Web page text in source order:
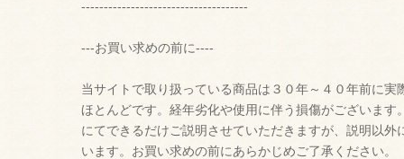
-------------------------------------
---お買い求めの前に----
当サイトで取り扱っている商品は３０年～４０年前に
ほとんどです。経年劣化や使用に伴う損傷がございま
にてできるだけご説明させていただきますが、説明以
います。お買い求めの前にあらかじめご了承ください。